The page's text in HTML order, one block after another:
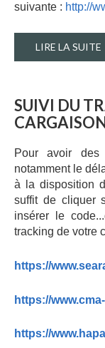
suivante : http://
LIRE LA SUITE
SUIVI DU
Pour avoir des
notamment le
à la disposition
suffit de cliquer
insérer le
tracking de votre
https://
https://
https://